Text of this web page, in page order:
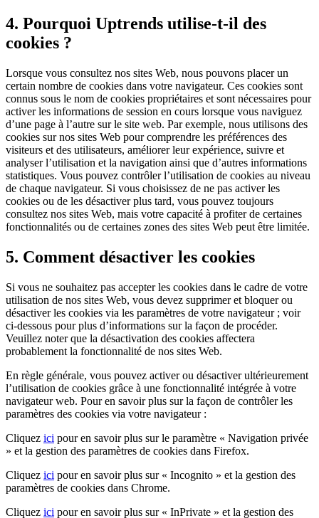
4. Pourquoi Uptrends utilise-t-il des
cookies ?
Lorsque vous consultez nos sites Web, nous pouvons placer un
certain nombre de cookies dans votre navigateur. Ces cookies sont
connus sous le nom de cookies propriétaires et sont nécessaires pour
activer les informations de session en cours lorsque vous naviguez
d’une page à l’autre sur le site web. Par exemple, nous utilisons des
cookies sur nos sites Web pour comprendre les préférences des
visiteurs et des utilisateurs, améliorer leur expérience, suivre et
analyser l’utilisation et la navigation ainsi que d’autres informations
statistiques. Vous pouvez contrôler l’utilisation de cookies au niveau
de chaque navigateur. Si vous choisissez de ne pas activer les
cookies ou de les désactiver plus tard, vous pouvez toujours
consultez nos sites Web, mais votre capacité à profiter de certaines
fonctionnalités ou de certaines zones des sites Web peut être limitée.
5. Comment désactiver les cookies
Si vous ne souhaitez pas accepter les cookies dans le cadre de votre
utilisation de nos sites Web, vous devez supprimer et bloquer ou
désactiver les cookies via les paramètres de votre navigateur ; voir
ci-dessous pour plus d’informations sur la façon de procéder.
Veuillez noter que la désactivation des cookies affectera
probablement la fonctionnalité de nos sites Web.
En règle générale, vous pouvez activer ou désactiver ultérieurement
l’utilisation de cookies grâce à une fonctionnalité intégrée à votre
navigateur web. Pour en savoir plus sur la façon de contrôler les
paramètres des cookies via votre navigateur :
Cliquez ici pour en savoir plus sur le paramètre « Navigation privée
» et la gestion des paramètres de cookies dans Firefox.
Cliquez ici pour en savoir plus sur « Incognito » et la gestion des
paramètres de cookies dans Chrome.
Cliquez ici pour en savoir plus sur « InPrivate » et la gestion des